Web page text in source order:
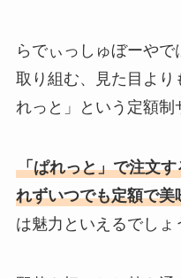
らでぃっしゅぼーや
取り組む、見た目よ
れっと」という定額制
「ぱれっと」で注文
れずいつでも定額で
は魅力といえるでしょ